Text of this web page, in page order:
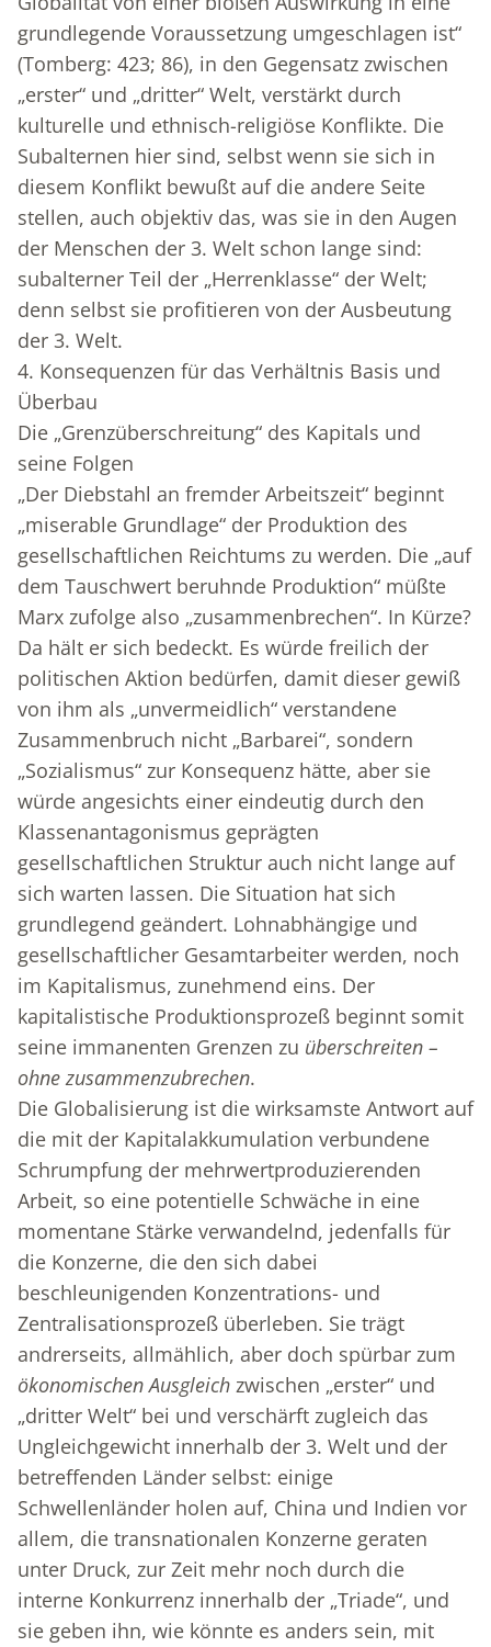
grundlegende Voraussetzung umgeschlagen ist“
(Tomberg: 423; 86), in den Gegensatz zwischen
„erster“ und „dritter“ Welt, verstärkt durch
kulturelle und ethnisch-religiöse Konflikte. Die
Subalternen hier sind, selbst wenn sie sich in
diesem Konflikt bewußt auf die andere Seite
stellen, auch objektiv das, was sie in den Augen
der Menschen der 3. Welt schon lange sind:
subalterner Teil der „Herrenklasse“ der Welt;
denn selbst sie profitieren von der Ausbeutung
der 3. Welt.
4. Konsequenzen für das Verhältnis Basis und
Überbau
Die „Grenzüberschreitung“ des Kapitals und
seine Folgen
„Der Diebstahl an fremder Arbeitszeit“ beginnt
„miserable Grundlage“ der Produktion des
gesellschaftlichen Reichtums zu werden. Die „auf
dem Tauschwert beruhnde Produktion“ müßte
Marx zufolge also „zusammenbrechen“. In Kürze?
Da hält er sich bedeckt. Es würde freilich der
politischen Aktion bedürfen, damit dieser gewiß
von ihm als „unvermeidlich“ verstandene
Zusammenbruch nicht „Barbarei“, sondern
„Sozialismus“ zur Konsequenz hätte, aber sie
würde angesichts einer eindeutig durch den
Klassenantagonismus geprägten
gesellschaftlichen Struktur auch nicht lange auf
sich warten lassen. Die Situation hat sich
grundlegend geändert. Lohnabhängige und
gesellschaftlicher Gesamtarbeiter werden, noch
im Kapitalismus, zunehmend eins. Der
kapitalistische Produktionsprozeß beginnt somit
seine immanenten Grenzen zu überschreiten –
ohne zusammenzubrechen.
Die Globalisierung ist die wirksamste Antwort auf
die mit der Kapitalakkumulation verbundene
Schrumpfung der mehrwertproduzierenden
Arbeit, so eine potentielle Schwäche in eine
momentane Stärke verwandelnd, jedenfalls für
die Konzerne, die den sich dabei
beschleunigenden Konzentrations- und
Zentralisationsprozeß überleben. Sie trägt
andrerseits, allmählich, aber doch spürbar zum
ökonomischen Ausgleich zwischen „erster“ und
„dritter Welt“ bei und verschärft zugleich das
Ungleichgewicht innerhalb der 3. Welt und der
betreffenden Länder selbst: einige
Schwellenländer holen auf, China und Indien vor
allem, die transnationalen Konzerne geraten
unter Druck, zur Zeit mehr noch durch die
interne Konkurrenz innerhalb der „Triade“, und
sie geben ihn, wie könnte es anders sein, mit